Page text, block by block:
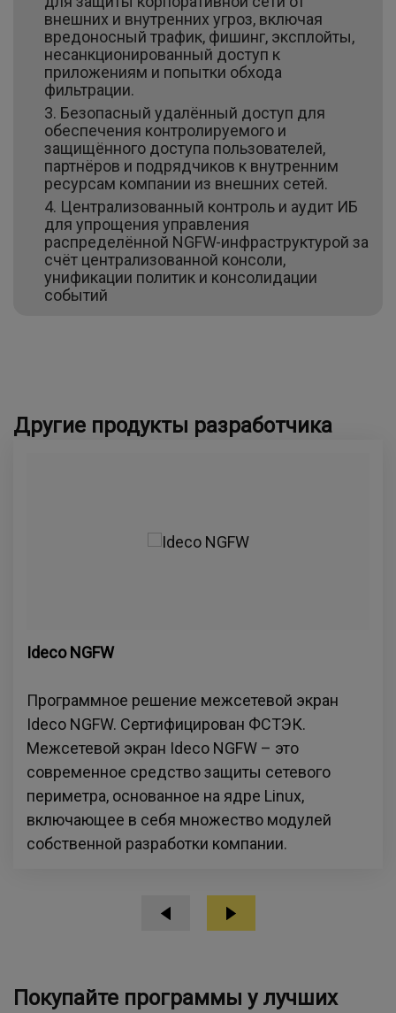
внешних и внутренних угроз, включая
вредоносный трафик, фишинг, эксплойты,
несанкционированный доступ к
приложениям и попытки обхода
фильтрации.
Безопасный удалённый доступ для
обеспечения контролируемого и
защищённого доступа пользователей,
партнёров и подрядчиков к внутренним
ресурсам компании из внешних сетей.
Централизованный контроль и аудит ИБ
для упрощения управления
распределённой NGFW-инфраструктурой за
счёт централизованной консоли,
унификации политик и консолидации
событий
Другие продукты разработчика
Ideco NGFW
Программное решение межсетевой экран
Ideco NGFW. Сертифицирован ФСТЭК.
Межсетевой экран Ideco NGFW – это
современное средство защиты сетевого
периметра, основанное на ядре Linux,
включающее в себя множество модулей
собственной разработки компании.
Покупайте программы у лучших